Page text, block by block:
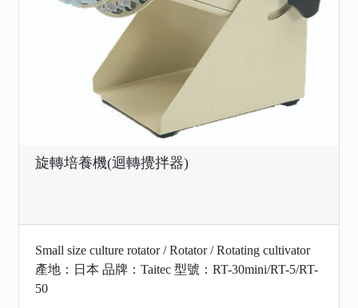
旋轉培養機(迴轉攪拌器)
Small size culture rotator / Rotator / Rotating cultivator
產地：日本 品牌：Taitec 型號：RT-30mini/RT-5/RT-
50